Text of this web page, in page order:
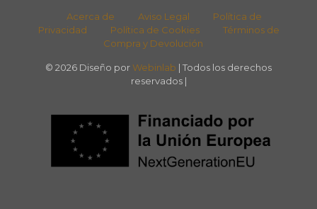
Acerca de Aviso Legal
Política de
Privacidad
Política de Cookies
Términos de
Compra y Devolución
© 2026 Diseño por Webinlab | Todos los derechos
reservados |